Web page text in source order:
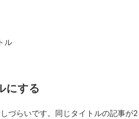
ル
にする
づらいです。同じタイトルの記事が2